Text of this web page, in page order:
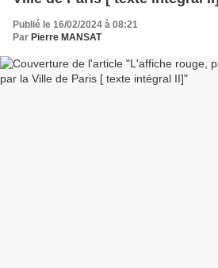
Publié le 16/02/2024 à 08:21
Par Pierre MANSAT